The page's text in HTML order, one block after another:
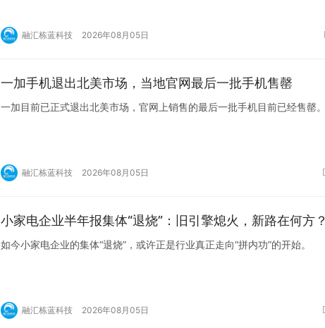
融汇栋蓝科技 2026年08月05日
一加手机退出北美市场，当地官网最后一批手机售罄
一加目前已正式退出北美市场，官网上销售的最后一批手机目前已经售罄。
融汇栋蓝科技 2026年08月05日
小家电企业半年报集体“退烧”：旧引擎熄火，新路在何方？
如今小家电企业的集体“退烧”，或许正是行业真正走向“拼内功”的开始。
融汇栋蓝科技 2026年08月05日